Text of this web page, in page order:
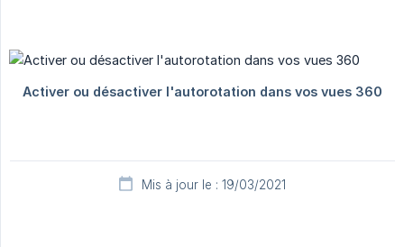
Mis à jour le : 19/03/2021